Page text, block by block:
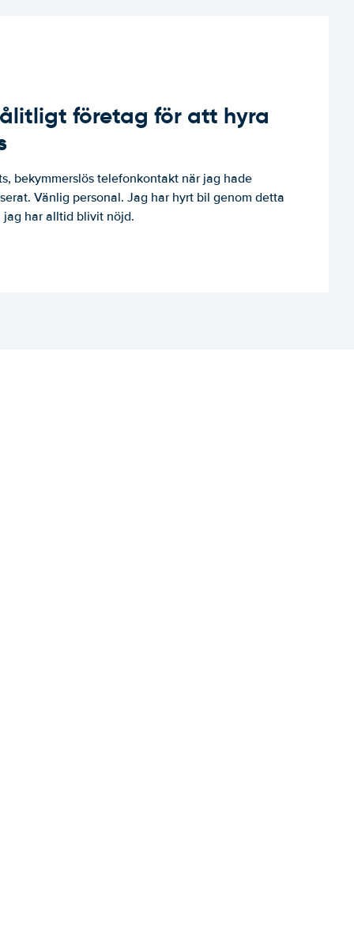
företag för att hyra
bekymmerslös telefonkontakt när jag hade
Vänlig personal. Jag har hyrt bil genom detta
har alltid blivit nöjd.